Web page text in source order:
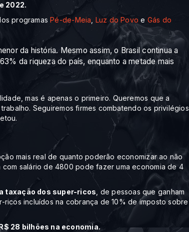
2022.
programasPé-de-Meia, Luz do Povo e Gás do
da história. Mesmo assim, o Brasil continua a
da riqueza do país, enquanto a metade mais
mas é apenas o primeiro. Queremos que a
Seguiremos firmes combatendo os privilégios
mais real de quanto poderão economizar ao não
com salário de 4800 pode fazer uma economia de 4
taxação dos super-ricos , de pessoas que ganham
ricos incluídos na cobrança de 10% de imposto sobre
28 bilhões na economia.